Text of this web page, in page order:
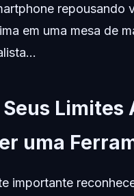
repousando
em uma mesa de
Limites
uma
importante